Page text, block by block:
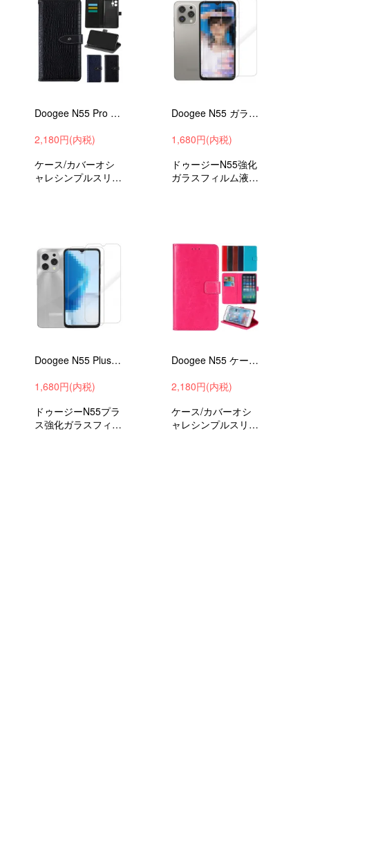
Doogee N55 Pro ケース 手帳型 カバー PUレザー 手帳型PUレザーケース クロコダイル調 スタンド機能 カード収納
2,180円(内税)
ケース/カバーオシ
ャレシンプルスリム
Doogee N55 ガラスフィルム 強化ガラス 2枚セット 硬度9h ドゥージー N55 液晶保護ガラス フィルム
1,680円(内税)
ドゥージーN55強化
ガラスフィルム液晶
Doogee N55 Plus ガラスフィルム 強化ガラス 2枚セット 硬度9h ドゥージー N55 プラス 液晶保護ガラス
1,680円(内税)
ドゥージーN55プラ
ス強化ガラスフィル
Doogee N55 ケース 手帳型 カバー PUレザー 手帳型PUレザーケース スタンド機能 カード収納 アンドロイド
2,180円(内税)
ケース/カバーオシ
ャレシンプルスリム